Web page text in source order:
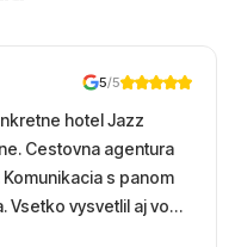
5/5
hotel Jazz
Cestovna agentura
s panom
Vsetko vysvetlil aj vo
Hotel